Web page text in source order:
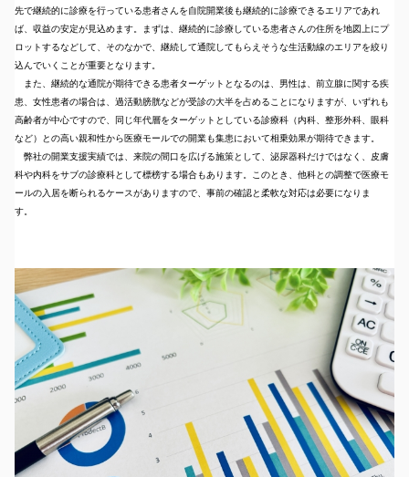
先で継続的に診療を行っている患者さんを自院開業後も継続的に診療できるエリアであれ
ば、収益の安定が見込めます。まずは、継続的に診療している患者さんの住所を地図上にプ
ロットするなどして、そのなかで、継続して通院してもらえそうな生活動線のエリアを絞り
込んでいくことが重要となります。
また、継続的な通院が期待できる患者ターゲットとなるのは、男性は、前立腺に関する疾
患、女性患者の場合は、過活動膀胱などが受診の大半を占めることになりますが、いずれも
高齢者が中心ですので、同じ年代層をターゲットとしている診療科（内科、整形外科、眼科
など）との高い親和性から医療モールでの開業も集患において相乗効果が期待できます。
弊社の開業支援実績では、来院の間口を広げる施策として、泌尿器科だけではなく、皮膚
科や内科をサブの診療科として標榜する場合もあります。このとき、他科との調整で医療モ
ールの入居を断られるケースがありますので、事前の確認と柔軟な対応は必要になりま
す。